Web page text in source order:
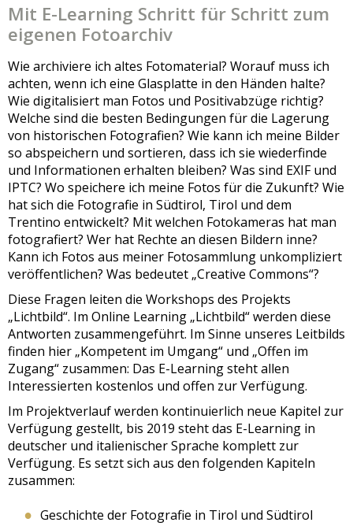
Mit E-Learning Schritt für Schritt zum
eigenen Fotoarchiv
Wie archiviere ich altes Fotomaterial? Worauf muss ich
achten, wenn ich eine Glasplatte in den Händen halte?
Wie digitalisiert man Fotos und Positivabzüge richtig?
Welche sind die besten Bedingungen für die Lagerung
von historischen Fotografien? Wie kann ich meine Bilder
so abspeichern und sortieren, dass ich sie wiederfinde
und Informationen erhalten bleiben? Was sind EXIF und
IPTC? Wo speichere ich meine Fotos für die Zukunft? Wie
hat sich die Fotografie in Südtirol, Tirol und dem
Trentino entwickelt? Mit welchen Fotokameras hat man
fotografiert? Wer hat Rechte an diesen Bildern inne?
Kann ich Fotos aus meiner Fotosammlung unkompliziert
veröffentlichen? Was bedeutet „Creative Commons“?
Diese Fragen leiten die Workshops des Projekts
„Lichtbild“. Im Online Learning „Lichtbild“ werden diese
Antworten zusammengeführt. Im Sinne unseres Leitbilds
finden hier „Kompetent im Umgang“ und „Offen im
Zugang“ zusammen: Das E-Learning steht allen
Interessierten kostenlos und offen zur Verfügung.
Im Projektverlauf werden kontinuierlich neue Kapitel zur
Verfügung gestellt, bis 2019 steht das E-Learning in
deutscher und italienischer Sprache komplett zur
Verfügung. Es setzt sich aus den folgenden Kapiteln
zusammen:
Geschichte der Fotografie in Tirol und Südtirol